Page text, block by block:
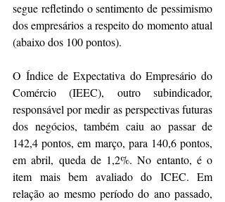
segue refletindo o sentimento de pessimismo
dos empresários a respeito do momento atual
(abaixo dos 100 pontos).
O Índice de Expectativa do Empresário do
Comércio (IEEC), outro subindicador,
responsável por medir as perspectivas futuras
dos negócios, também caiu ao passar de
142,4 pontos, em março, para 140,6 pontos,
em abril, queda de 1,2%. No entanto, é o
item mais bem avaliado do ICEC. Em
relação ao mesmo período do ano passado,